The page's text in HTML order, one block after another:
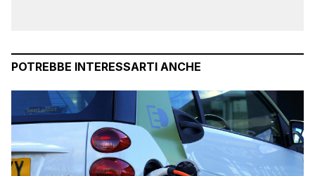
POTREBBE INTERESSARTI ANCHE